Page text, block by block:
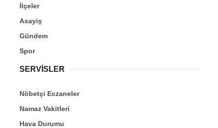
İlçeler
Asayiş
Gündem
Spor
SERVİSLER
Nöbetçi Eczaneler
Namaz Vakitleri
Hava Durumu